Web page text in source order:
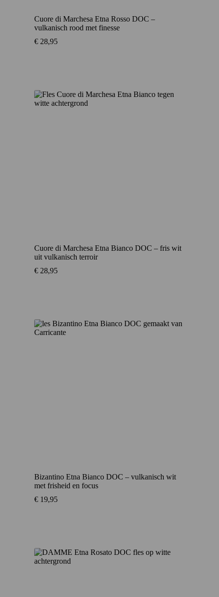
Cuore di Marchesa Etna Rosso DOC –
vulkanisch rood met finesse
€ 28,95
Cuore di Marchesa Etna Bianco DOC – fris wit
uit vulkanisch terroir
€ 28,95
Bizantino Etna Bianco DOC – vulkanisch wit
met frisheid en focus
€ 19,95